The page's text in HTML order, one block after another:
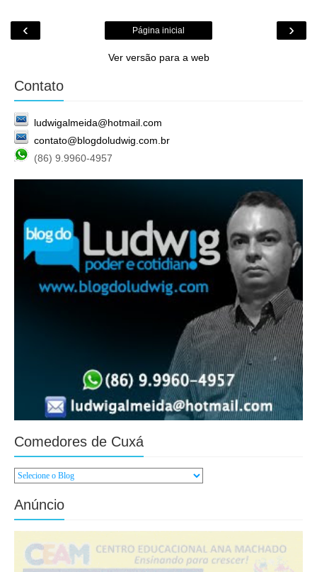
‹ ›
Página inicial
Ver versão para a web
Contato
ludwigalmeida@hotmail.com
contato@blogdoludwig.com.br
(86) 9.9960-4957
Comedores de Cuxá
Anúncio